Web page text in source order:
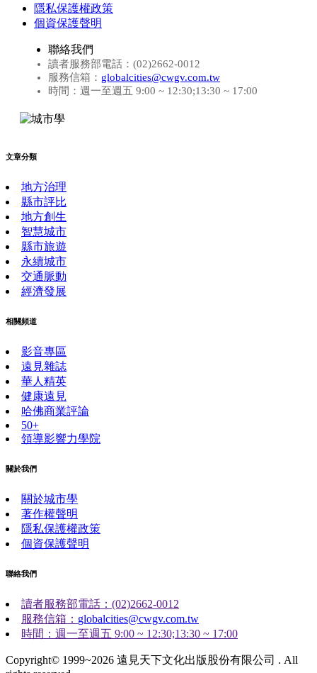
隱私保護權政策
個資保護聲明
聯絡我們
讀者服務部電話：(02)2662-0012
服務信箱： globalcities@cwgv.com.tw
時間：週一至週五 9:00 ~ 12:30;13:30 ~ 17:00
文章分類
地方治理
縣市評比
地方創生
智慧城市
縣市旅遊
永續城市
交通脈動
經濟發展
相關頻道
影音專區
遠見雜誌
華人精英
健康遠見
哈佛商業評論
50+
領導影響力學院
關於我們
關於城市學
著作權聲明
隱私保護權政策
個資保護聲明
聯絡我們
讀者服務部電話：(02)2662-0012
服務信箱： globalcities@cwgv.com.tw
時間：週一至週五 9:00 ~ 12:30;13:30 ~ 17:00
Copyright© 1999~2026 遠見天下文化出版股份有限公司 . All